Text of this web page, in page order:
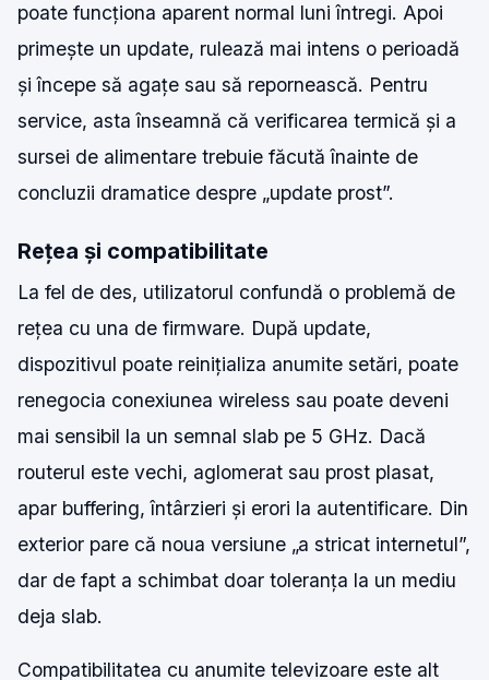
poate funcționa aparent normal luni întregi. Apoi
primește un update, rulează mai intens o perioadă
și începe să agațe sau să repornească. Pentru
service, asta înseamnă că verificarea termică și a
sursei de alimentare trebuie făcută înainte de
concluzii dramatice despre „update prost”.
Rețea și compatibilitate
La fel de des, utilizatorul confundă o problemă de
rețea cu una de firmware. După update,
dispozitivul poate reinițializa anumite setări, poate
renegocia conexiunea wireless sau poate deveni
mai sensibil la un semnal slab pe 5 GHz. Dacă
routerul este vechi, aglomerat sau prost plasat,
apar buffering, întârzieri și erori la autentificare. Din
exterior pare că noua versiune „a stricat internetul”,
dar de fapt a schimbat doar toleranța la un mediu
deja slab.
Compatibilitatea cu anumite televizoare este alt